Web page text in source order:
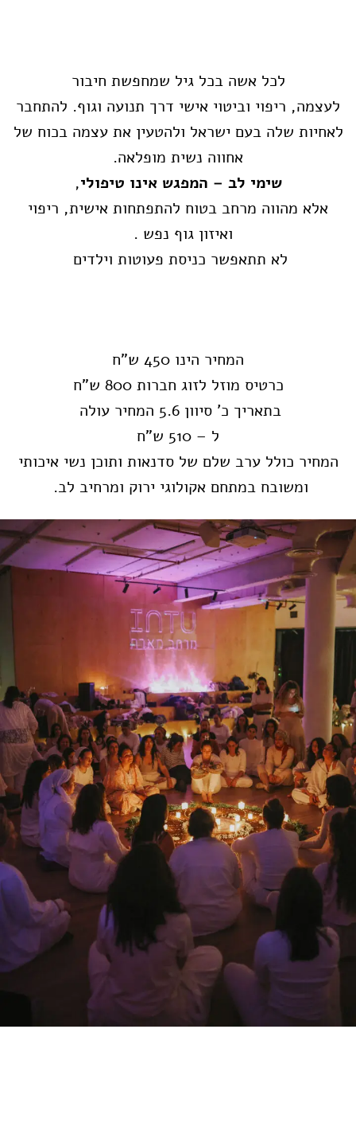
לכל אשה בכל גיל שמחפשת חיבור
לעצמה, ריפוי וביטוי אישי דרך תנועה וגוף. להתחבר
לאחיות שלה בעם ישראל ולהטעין את עצמה בכוח של
אחווה נשית מופלאה.
שימי לב – המפגש אינו טיפולי,
אלא מהווה מרחב בטוח להתפתחות אישית, ריפוי
ואיזון גוף נפש .
לא תתאפשר כניסת פעוטות וילדים
המחיר הינו 450 ש"ח
כרטיס מוזל לזוג חברות 800 ש"ח
בתאריך כ' סיוון 5.6 המחיר עולה
ל – 510 ש"ח
המחיר כולל ערב שלם של סדנאות ותוכן נשי איכותי
ומשובח במתחם אקולוגי ירוק ומרחיב לב.